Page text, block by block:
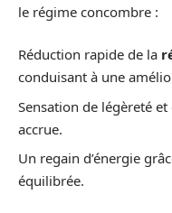
le régime concombre :
Réduction rapide de la
conduisant à une
Sensation de légèreté
accrue.
Un regain d’énergie
équilibrée.